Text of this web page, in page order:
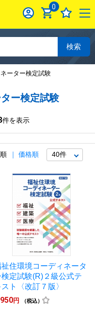
0
検索
ーター検定試験
ー検定試験
件を表示
価格順
祉住環境コーディネータ
検定試験(R)２級公式テ
スト〈改訂７版〉
円 （税込）